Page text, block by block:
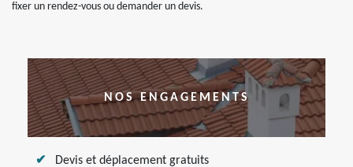
fixer un rendez-vous ou demander un devis.
NOS ENGAGEMENTS
Devis et déplacement gratuits